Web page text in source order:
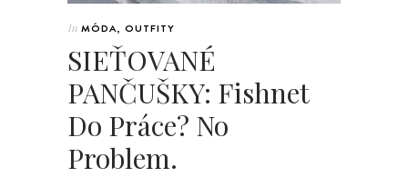
In MÓDA, OUTFITY
SIEŤOVANÉ
PANČUŠKY: Fishnet
Do Práce? No
Problem.